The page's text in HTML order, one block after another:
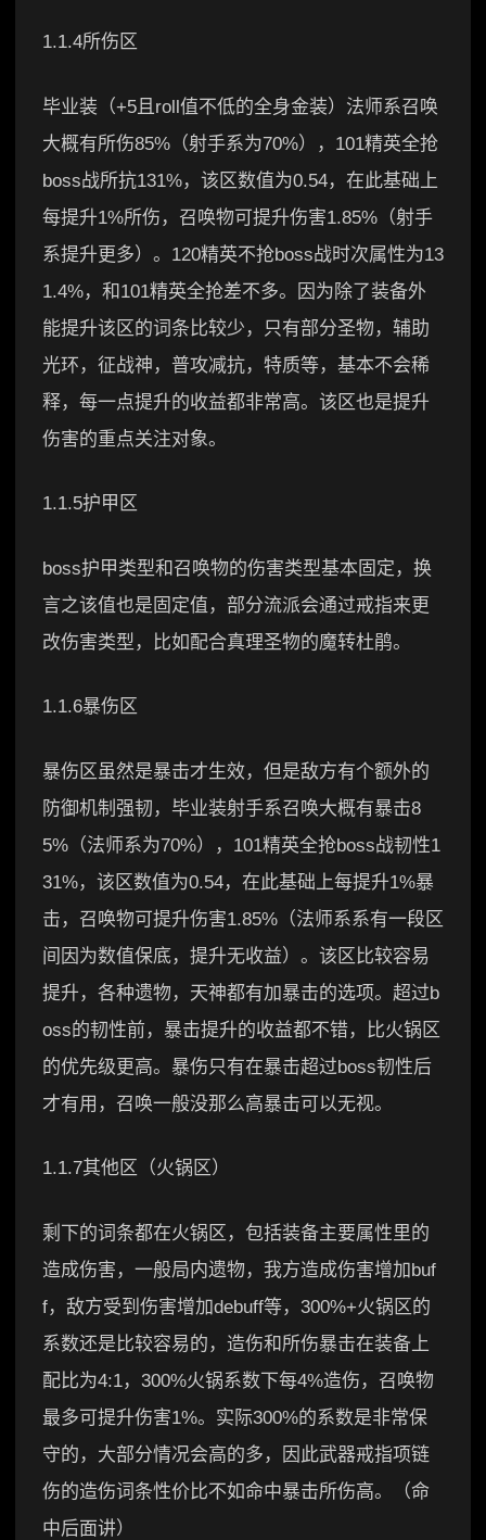
1.1.4所伤区
毕业装（+5且roll值不低的全身金装）法师系召唤
大概有所伤85%（射手系为70%），101精英全抢
boss战所抗131%，该区数值为0.54，在此基础上
每提升1%所伤，召唤物可提升伤害1.85%（射手
系提升更多）。120精英不抢boss战时次属性为13
1.4%，和101精英全抢差不多。因为除了装备外
能提升该区的词条比较少，只有部分圣物，辅助
光环，征战神，普攻减抗，特质等，基本不会稀
释，每一点提升的收益都非常高。该区也是提升
伤害的重点关注对象。
1.1.5护甲区
boss护甲类型和召唤物的伤害类型基本固定，换
言之该值也是固定值，部分流派会通过戒指来更
改伤害类型，比如配合真理圣物的魔转杜鹃。
1.1.6暴伤区
暴伤区虽然是暴击才生效，但是敌方有个额外的
防御机制强韧，毕业装射手系召唤大概有暴击8
5%（法师系为70%），101精英全抢boss战韧性1
31%，该区数值为0.54，在此基础上每提升1%暴
击，召唤物可提升伤害1.85%（法师系系有一段区
间因为数值保底，提升无收益）。该区比较容易
提升，各种遗物，天神都有加暴击的选项。超过b
oss的韧性前，暴击提升的收益都不错，比火锅区
的优先级更高。暴伤只有在暴击超过boss韧性后
才有用，召唤一般没那么高暴击可以无视。
1.1.7其他区（火锅区）
剩下的词条都在火锅区，包括装备主要属性里的
造成伤害，一般局内遗物，我方造成伤害增加buf
f，敌方受到伤害增加debuff等，300%+火锅区的
系数还是比较容易的，造伤和所伤暴击在装备上
配比为4:1，300%火锅系数下每4%造伤，召唤物
最多可提升伤害1%。实际300%的系数是非常保
守的，大部分情况会高的多，因此武器戒指项链
伤的造伤词条性价比不如命中暴击所伤高。（命
中后面讲）